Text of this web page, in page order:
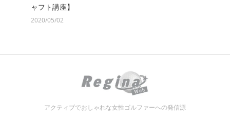
ャフト講座】
2020/05/02
アクティブでおしゃれな女性ゴルファーへの発信源